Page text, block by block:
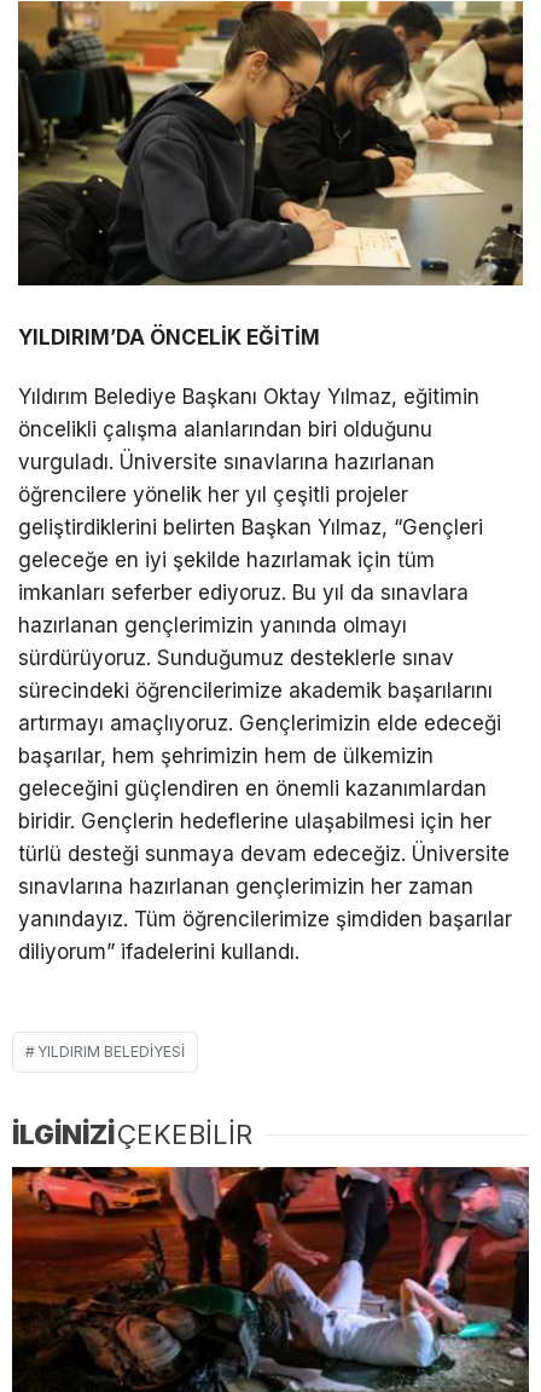
YILDIRIM’DA ÖNCELİK EĞİTİM
Yıldırım Belediye Başkanı Oktay Yılmaz, eğitimin
öncelikli çalışma alanlarından biri olduğunu
vurguladı. Üniversite sınavlarına hazırlanan
öğrencilere yönelik her yıl çeşitli projeler
geliştirdiklerini belirten Başkan Yılmaz, “Gençleri
geleceğe en iyi şekilde hazırlamak için tüm
imkanları seferber ediyoruz. Bu yıl da sınavlara
hazırlanan gençlerimizin yanında olmayı
sürdürüyoruz. Sunduğumuz desteklerle sınav
sürecindeki öğrencilerimize akademik başarılarını
artırmayı amaçlıyoruz. Gençlerimizin elde edeceği
başarılar, hem şehrimizin hem de ülkemizin
geleceğini güçlendiren en önemli kazanımlardan
biridir. Gençlerin hedeflerine ulaşabilmesi için her
türlü desteği sunmaya devam edeceğiz. Üniversite
sınavlarına hazırlanan gençlerimizin her zaman
yanındayız. Tüm öğrencilerimize şimdiden başarılar
diliyorum” ifadelerini kullandı.
YILDIRIM BELEDIYESI
İLGİNİZİÇEKEBİLİR